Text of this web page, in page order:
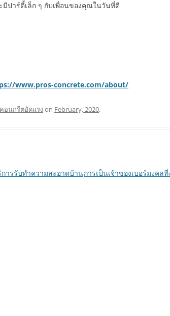
ปาร์ตี้เล็ก ๆ กับเพื่อนของคุณในวันที่ดี
www.pros-concrete.com/about/
คอนกรีตอัดแรงon February, 2020.
ารรับทำความสะอาดบ้านการเป็นเจ้าของเบอร์มงคล